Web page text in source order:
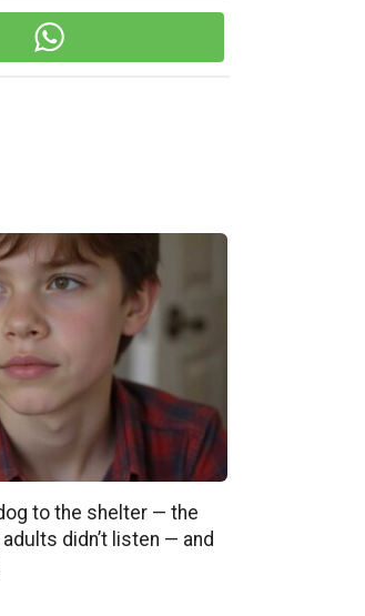
to the shelter — the
didn’t listen — and